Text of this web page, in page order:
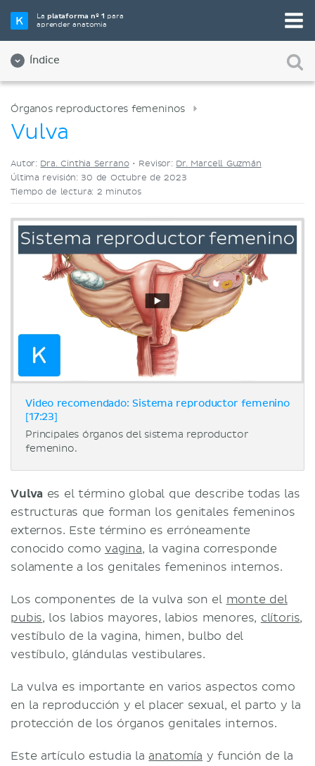
Laplataforma nº 1 para
aprender anatomía
Índice
Elige tu herramienta de estudio favorita
Videos
Órganos reproductores femeninos
Vulva
Autor: Dra. Cinthia Serrano• Revisor: Dr. Marcell Guzmán
Última revisión: 30 de Octubre de 2023
Tiempo de lectura: 2 minutos
Video recomendado: Sistema reproductor femenino
[17:23]
Principales órganos del sistema reproductor
femenino.
Vulva es el término global que describe todas las
estructuras que forman los genitales femeninos
externos. Este término es erróneamente
conocido como vagina, la vagina corresponde
solamente a los genitales femeninos internos.
Los componentes de la vulva son el monte del
pubis, los labios mayores, labios menores, clítoris,
vestíbulo de la vagina, himen, bulbo del
vestíbulo, glándulas vestibulares.
La vulva es importante en varios aspectos como
en la reproducción y el placer sexual, el parto y la
protección de los órganos genitales internos.
Este artículo estudia la anatomía y función de la